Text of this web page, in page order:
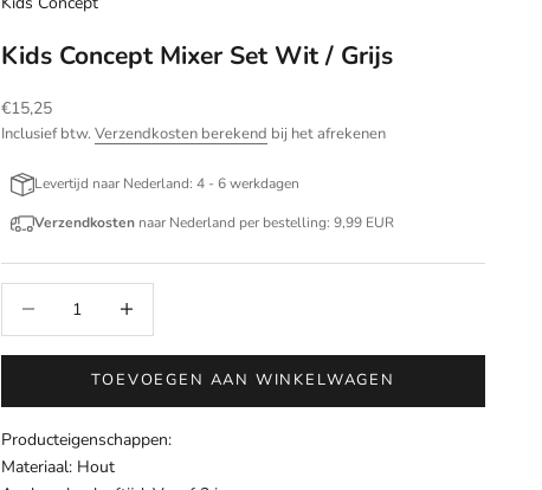
Kids Concept Mixer Set Wit / Grijs
Aanbiedingsprijs
€15,25
Inclusief btw.Verzendkosten berekend bij het afrekenen
Levertijd naar Nederland: 4 - 6 werkdagen
Verzendkosten naar Nederland per bestelling: 9,99 EUR
TOEVOEGEN AAN WINKELWAGEN
Producteigenschappen:
Materiaal: Hout